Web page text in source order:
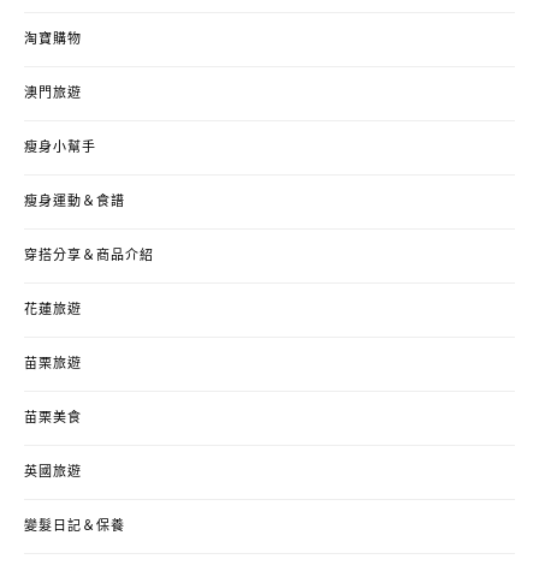
淘寶購物
澳門旅遊
瘦身小幫手
瘦身運動＆食譜
穿搭分享＆商品介紹
花蓮旅遊
苗栗旅遊
苗栗美食
英國旅遊
變髮日記＆保養